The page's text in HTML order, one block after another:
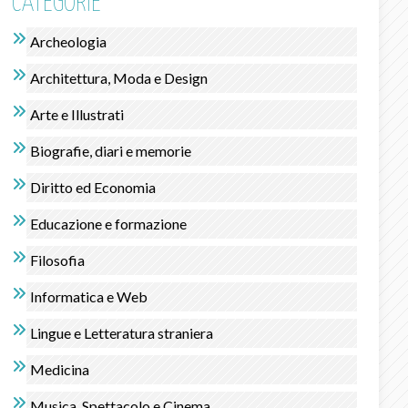
Archeologia
Architettura, Moda e Design
Arte e Illustrati
Biografie, diari e memorie
Diritto ed Economia
Educazione e formazione
Filosofia
Informatica e Web
Lingue e Letteratura straniera
Medicina